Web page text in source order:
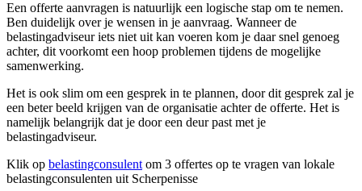
Een offerte aanvragen is natuurlijk een logische stap om te nemen.
Ben duidelijk over je wensen in je aanvraag. Wanneer de
belastingadviseur iets niet uit kan voeren kom je daar snel genoeg
achter, dit voorkomt een hoop problemen tijdens de mogelijke
samenwerking.
Het is ook slim om een gesprek in te plannen, door dit gesprek zal je
een beter beeld krijgen van de organisatie achter de offerte. Het is
namelijk belangrijk dat je door een deur past met je
belastingadviseur.
Klik op belastingconsulent om 3 offertes op te vragen van lokale
belastingconsulenten uit Scherpenisse